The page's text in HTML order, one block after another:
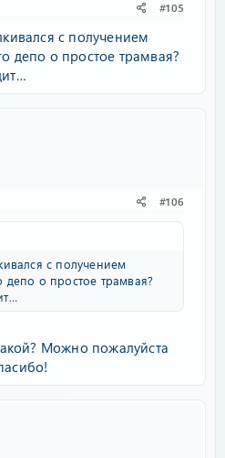
#105
с получением
депо о простое трамвая?
#106
с получением
депо о простое трамвая?
Можно пожалуйста